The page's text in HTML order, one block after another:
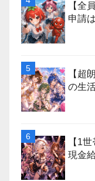
【全
申請
【超
の生
【1
現金